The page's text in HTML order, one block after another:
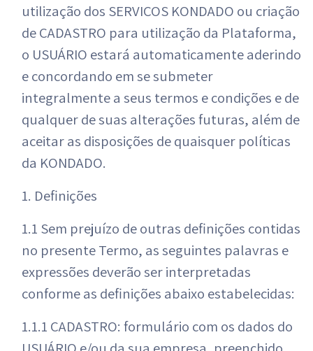
utilização dos SERVIÇOS KONDADO ou criação
de CADASTRO para utilização da Plataforma,
o USUÁRIO estará automaticamente aderindo
e concordando em se submeter
integralmente a seus termos e condições e de
qualquer de suas alterações futuras, além de
aceitar as disposições de quaisquer políticas
da KONDADO.
1. Definições
1.1 Sem prejuízo de outras definições contidas
no presente Termo, as seguintes palavras e
expressões deverão ser interpretadas
conforme as definições abaixo estabelecidas:
1.1.1 CADASTRO: formulário com os dados do